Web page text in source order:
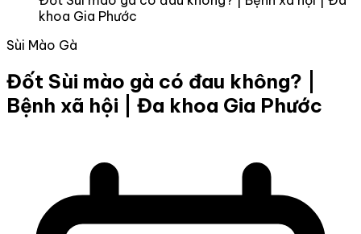
khoa Gia Phước
Sùi Mào Gà
Đốt Sùi mào gà có đau không? |
Bệnh xã hội | Đa khoa Gia Phước